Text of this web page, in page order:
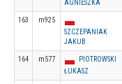
AGNIESZKA
163
m925
SZCZEPANIAK
JAKUB
164 m577
PIOTROWSKI
ŁUKASZ